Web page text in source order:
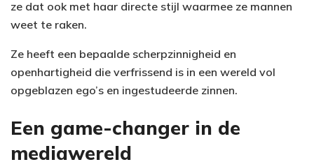
ze dat ook met haar directe stijl waarmee ze mannen
weet te raken.
Ze heeft een bepaalde scherpzinnigheid en
openhartigheid die verfrissend is in een wereld vol
opgeblazen ego’s en ingestudeerde zinnen.
Een game-changer in de
mediawereld